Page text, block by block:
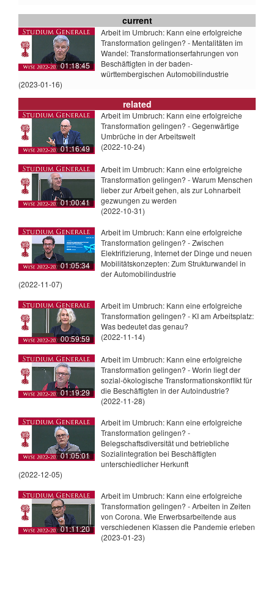
current
01:18:45
Arbeit im Umbruch: Kann eine erfolgreiche
Transformation gelingen? - Mentalitäten im
Wandel: Transformationserfahrungen von
Beschäftigten in der baden-
württembergischen Automobilindustrie
(2023-01-16)
related
01:16:49
Arbeit im Umbruch: Kann eine erfolgreiche
Transformation gelingen? - Gegenwärtige
Umbrüche in der Arbeitswelt
(2022-10-24)
01:00:41
Arbeit im Umbruch: Kann eine erfolgreiche
Transformation gelingen? - Warum Menschen
lieber zur Arbeit gehen, als zur Lohnarbeit
gezwungen zu werden
(2022-10-31)
01:05:34
Arbeit im Umbruch: Kann eine erfolgreiche
Transformation gelingen? - Zwischen
Elektrifizierung, Internet der Dinge und neuen
Mobilitätskonzepten: Zum Strukturwandel in
der Automobilindustrie
(2022-11-07)
00:59:59
Arbeit im Umbruch: Kann eine erfolgreiche
Transformation gelingen? - KI am Arbeitsplatz:
Was bedeutet das genau?
(2022-11-14)
01:19:29
Arbeit im Umbruch: Kann eine erfolgreiche
Transformation gelingen? - Worin liegt der
sozial-ökologische Transformationskonflikt für
die Beschäftigten in der Autoindustrie?
(2022-11-28)
01:05:01
Arbeit im Umbruch: Kann eine erfolgreiche
Transformation gelingen? -
Belegschaftsdiversität und betriebliche
Sozialintegration bei Beschäftigten
unterschiedlicher Herkunft
(2022-12-05)
01:11:20
Arbeit im Umbruch: Kann eine erfolgreiche
Transformation gelingen? - Arbeiten in Zeiten
von Corona. Wie Erwerbsarbeitende aus
verschiedenen Klassen die Pandemie erleben
(2023-01-23)